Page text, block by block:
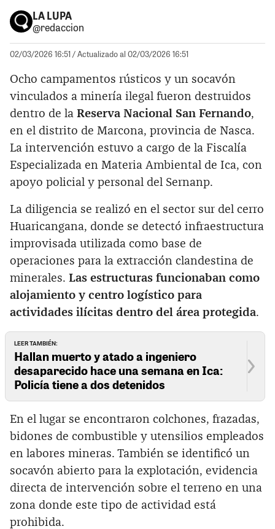
LA LUPA
@redaccion
02/03/2026 16:51 / Actualizado al 02/03/2026 16:51
Ocho campamentos rústicos y un socavón
vinculados a minería ilegal fueron destruidos
dentro de la Reserva Nacional San Fernando,
en el distrito de Marcona, provincia de Nasca.
La intervención estuvo a cargo de la Fiscalía
Especializada en Materia Ambiental de Ica, con
apoyo policial y personal del Sernanp.
La diligencia se realizó en el sector sur del cerro
Huaricangana, donde se detectó infraestructura
improvisada utilizada como base de
operaciones para la extracción clandestina de
minerales. Las estructuras funcionaban como
alojamiento y centro logístico para
actividades ilícitas dentro del área protegida.
LEER TAMBIÉN:
Hallan muerto y atado a ingeniero
desaparecido hace una semana en Ica:
Policía tiene a dos detenidos
En el lugar se encontraron colchones, frazadas,
bidones de combustible y utensilios empleados
en labores mineras. También se identificó un
socavón abierto para la explotación, evidencia
directa de intervención sobre el terreno en una
zona donde este tipo de actividad está
prohibida.